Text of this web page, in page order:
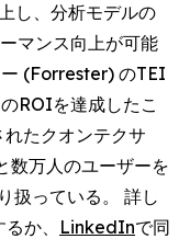
し、分析モデルの
マンス向上が可能
ー (Forrester) のTEI
ROIを達成したこ
たクオンテクサ
数万人のユーザーを
扱っている。 詳し
か、 LinkedInで同